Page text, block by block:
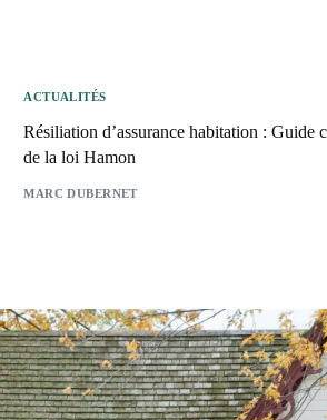
ACTUALITÉS
Résiliation d’assurance habitation : Guide
de la loi Hamon
MARC DUBERNET